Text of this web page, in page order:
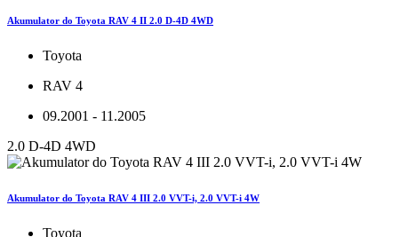
Akumulator do Toyota RAV 4 II 2.0 D-4D 4WD
Toyota
RAV 4
09.2001 - 11.2005
2.0 D-4D 4WD
Akumulator do Toyota RAV 4 III 2.0 VVT-i, 2.0 VVT-i 4W
Toyota